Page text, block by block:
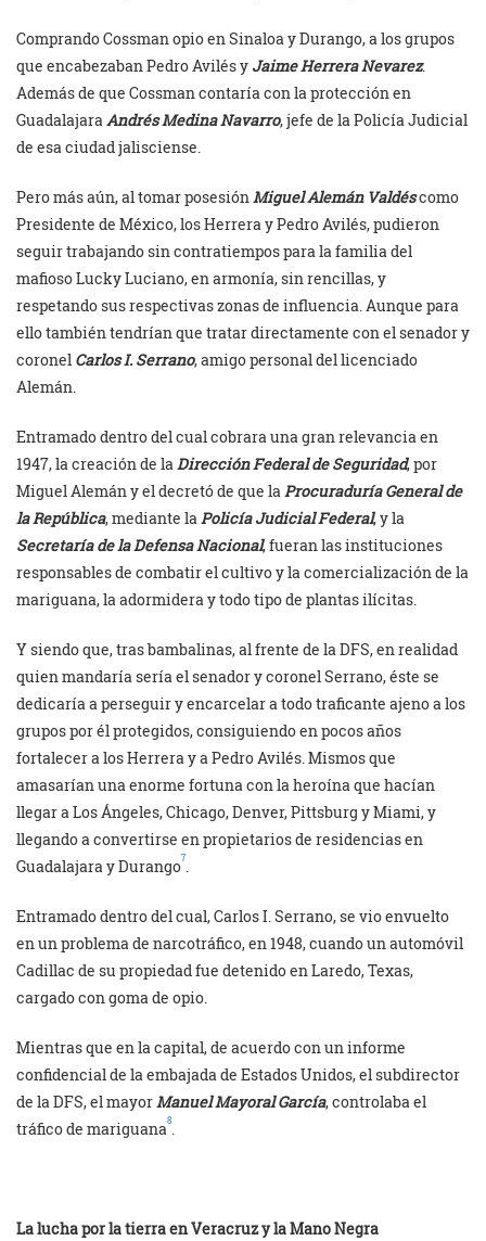
Comprando Cossman opio en Sinaloa y Durango, a los grupos
que encabezaban Pedro Avilés y Jaime Herrera Nevarez.
Además de que Cossman contaría con la protección en
Guadalajara Andrés Medina Navarro, jefe de la Policía Judicial
de esa ciudad jalisciense.
Pero más aún, al tomar posesión Miguel Alemán Valdéscomo
Presidente de México, los Herrera y Pedro Avilés, pudieron
seguir trabajando sin contratiempos para la familia del
mafioso Lucky Luciano, en armonía, sin rencillas, y
respetando sus respectivas zonas de influencia. Aunque para
ello también tendrían que tratar directamente con el senador y
coronel Carlos I. Serrano, amigo personal del licenciado
Alemán.
Entramado dentro del cual cobrara una gran relevancia en
1947, la creación de la Dirección Federal de Seguridad, por
Miguel Alemán y el decretó de que la Procuraduría General de
la República, mediante la Policía Judicial Federal, y la
Secretaría de la Defensa Nacional, fueran las instituciones
responsables de combatir el cultivo y la comercialización de la
mariguana, la adormidera y todo tipo de plantas ilícitas.
Y siendo que, tras bambalinas, al frente de la DFS, en realidad
quien mandaría sería el senador y coronel Serrano, éste se
dedicaría a perseguir y encarcelar a todo traficante ajeno a los
grupos por él protegidos, consiguiendo en pocos años
fortalecer a los Herrera y a Pedro Avilés. Mismos que
amasarían una enorme fortuna con la heroína que hacían
llegar a Los Ángeles, Chicago, Denver, Pittsburg y Miami, y
llegando a convertirse en propietarios de residencias en
Guadalajara y Durango7
Entramado dentro del cual, Carlos I. Serrano, se vio envuelto
en un problema de narcotráfico, en 1948, cuando un automóvil
Cadillac de su propiedad fue detenido en Laredo, Texas,
cargado con goma de opio.
Mientras que en la capital, de acuerdo con un informe
confidencial de la embajada de Estados Unidos, el subdirector
de la DFS, el mayorManuel Mayoral García, controlaba el
tráfico de mariguana8
La lucha por la tierra en Veracruz y la Mano Negra